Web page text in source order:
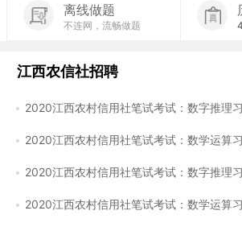
离线做题
不连网，流畅做题
江西农信社招聘
2020江西农村信用社笔试考试：数字推理
2020江西农村信用社笔试考试：数学运算
2020江西农村信用社笔试考试：数字推理
2020江西农村信用社笔试考试：数学运算